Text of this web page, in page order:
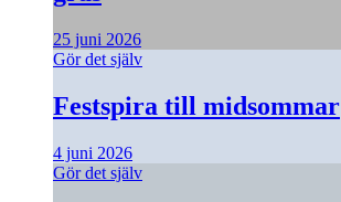
25 juni 2026
Gör det själv
Festspira till midsommar
4 juni 2026
Gör det själv